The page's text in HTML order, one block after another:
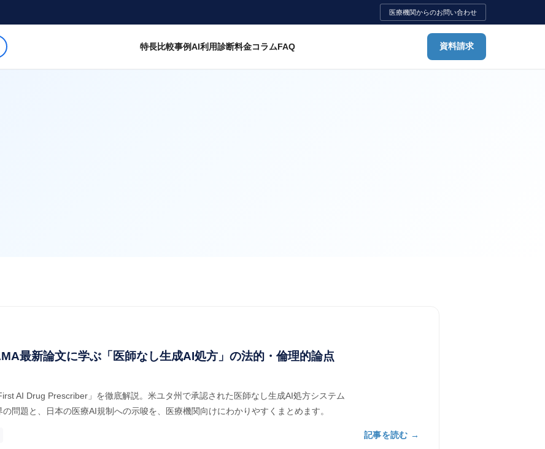
医療機関からのお問い合わせ
特長比較事例AI利用診断料金コラムFAQ 資料請求
最新論文に学ぶ「医師なし生成AI処方」の法的・倫理的論点
AI Drug Prescriber」を徹底解説。米ユタ州で承認された医師なし生成AI処方システム
問題と、日本の医療AI規制への示唆を、医療機関向けにわかりやすくまとめます。
記事を読む →